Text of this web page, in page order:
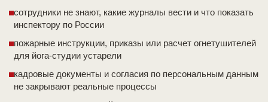
сотрудники не знают, какие журналы вести и что показать
инспектору по России
пожарные инструкции, приказы или расчет огнетушителей
для йога-студии устарели
кадровые документы и согласия по персональным данным
не закрывают реальные процессы